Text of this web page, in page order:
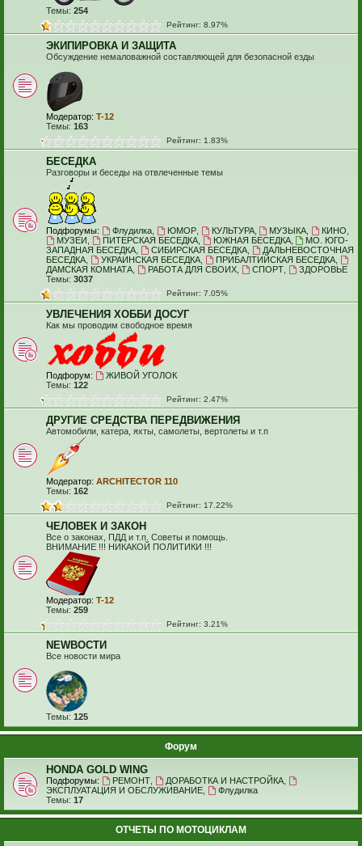
Темы: 254
Рейтинг: 8.97%
ЭКИПИРОВКА И ЗАЩИТА
Обсуждение немаловажной составляющей для безопасной езды
Модератор: T-12
Темы: 163
Рейтинг: 1.83%
БЕСЕДКА
Разговоры и беседы на отвлеченные темы
Подфорумы: Флудилка, ЮМОР, КУЛЬТУРА, МУЗЫКА КИНО
МУЗЕИ
ПИТЕРСКАЯ БЕСЕДКА, ЮЖНАЯ БЕСЕДКА,
МО. ЮГО-
ЗАПАДНАЯ БЕСЕДКА
СИБИРСКАЯ БЕСЕДКА,
ДАЛЬНЕВОСТОЧНАЯ
БЕСЕДКА
УКРАИНСКАЯ БЕСЕДКА, ПРИБАЛТИЙСКАЯ БЕСЕДКА,
ДАМСКАЯ КОМНАТА
РАБОТА ДЛЯ СВОИХ, СПОРТ,
ЗДОРОВЬЕ
Темы: 3037
Рейтинг: 7.05%
УВЛЕЧЕНИЯ ХОББИ ДОСУГ
Как мы проводим свободное время
Подфорум:
ЖИВОЙ УГОЛОК
Темы: 122
Рейтинг: 2.47%
ДРУГИЕ СРЕДСТВА ПЕРЕДВИЖЕНИЯ
Автомобили, катера, яхты, самолеты, вертолеты и т.п
Модератор: ARCHITECTOR 110
Темы: 162
Рейтинг: 17.22%
ЧЕЛОВЕК И ЗАКОН
Все о законах, ПДД и т.п. Советы и помощь.
ВНИМАНИЕ !!! НИКАКОЙ ПОЛИТИКИ !!!
Модератор: T-12
Темы: 259
Рейтинг: 3.21%
NEWВОСТИ
Все новости мира
Темы: 125
Форум
HONDA GOLD WING
Подфорумы: РЕМОНТ, ДОРАБОТКА И НАСТРОЙКА,
ЭКСПЛУАТАЦИЯ И ОБСЛУЖИВАНИЕ
Флудилка
Темы: 17
ОТЧЕТЫ ПО МОТОЦИКЛАМ